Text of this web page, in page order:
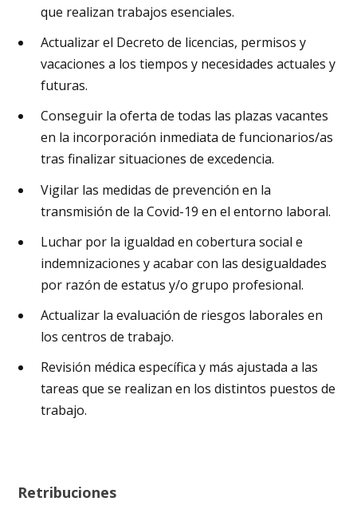
que realizan trabajos esenciales.
Actualizar el Decreto de licencias, permisos y
vacaciones a los tiempos y necesidades actuales y
futuras.
Conseguir la oferta de todas las plazas vacantes
en la incorporación inmediata de funcionarios/as
tras finalizar situaciones de excedencia.
Vigilar las medidas de prevención en la
transmisión de la Covid-19 en el entorno laboral.
Luchar por la igualdad en cobertura social e
indemnizaciones y acabar con las desigualdades
por razón de estatus y/o grupo profesional.
Actualizar la evaluación de riesgos laborales en
los centros de trabajo.
Revisión médica específica y más ajustada a las
tareas que se realizan en los distintos puestos de
trabajo.
Retribuciones